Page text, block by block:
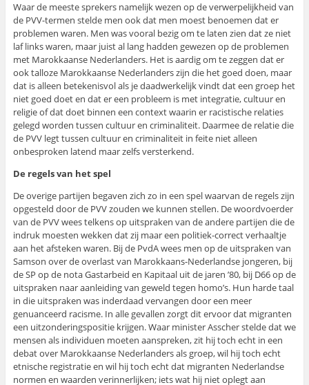
Waar de meeste sprekers namelijk wezen op de verwerpelijkheid van
de PVV-termen stelde men ook dat men moest benoemen dat er
problemen waren. Men was vooral bezig om te laten zien dat ze niet
laf links waren, maar juist al lang hadden gewezen op de problemen
met Marokkaanse Nederlanders. Het is aardig om te zeggen dat er
ook talloze Marokkaanse Nederlanders zijn die het goed doen, maar
dat is alleen betekenisvol als je daadwerkelijk vindt dat een groep het
niet goed doet en dat er een probleem is met integratie, cultuur en
religie of dat doet binnen een context waarin er racistische relaties
gelegd worden tussen cultuur en criminaliteit. Daarmee de relatie die
de PVV legt tussen cultuur en criminaliteit in feite niet alleen
onbesproken latend maar zelfs versterkend.
De regels van het spel
De overige partijen begaven zich zo in een spel waarvan de regels zijn
opgesteld door de PVV zouden we kunnen stellen. De woordvoerder
van de PVV wees telkens op uitspraken van de andere partijen die de
indruk moesten wekken dat zij maar een politiek-correct verhaaltje
aan het afsteken waren. Bij de PvdA wees men op de uitspraken van
Samson over de overlast van Marokkaans-Nederlandse jongeren, bij
de SP op de nota Gastarbeid en Kapitaal uit de jaren ’80, bij D66 op de
uitspraken naar aanleiding van geweld tegen homo’s. Hun harde taal
in die uitspraken was inderdaad vervangen door een meer
genuanceerd racisme. In alle gevallen zorgt dit ervoor dat migranten
een uitzonderingspositie krijgen. Waar minister Asscher stelde dat we
mensen als individuen moeten aanspreken, zit hij toch echt in een
debat over Marokkaanse Nederlanders als groep, wil hij toch echt
etnische registratie en wil hij toch echt dat migranten Nederlandse
normen en waarden verinnerlijken; iets wat hij niet oplegt aan